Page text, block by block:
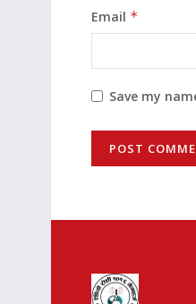
Email *
Save my